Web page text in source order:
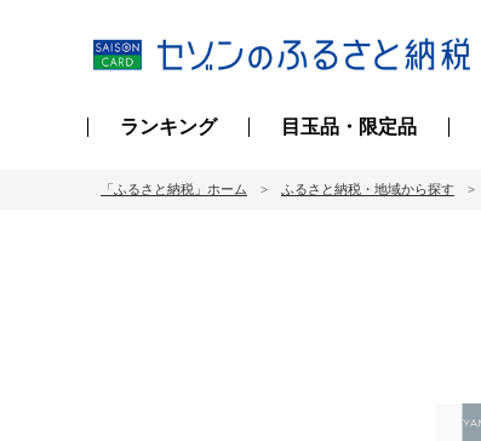
ランキング 目玉品・限定品
「ふるさと納税」ホーム ふるさと納税・地域から探す